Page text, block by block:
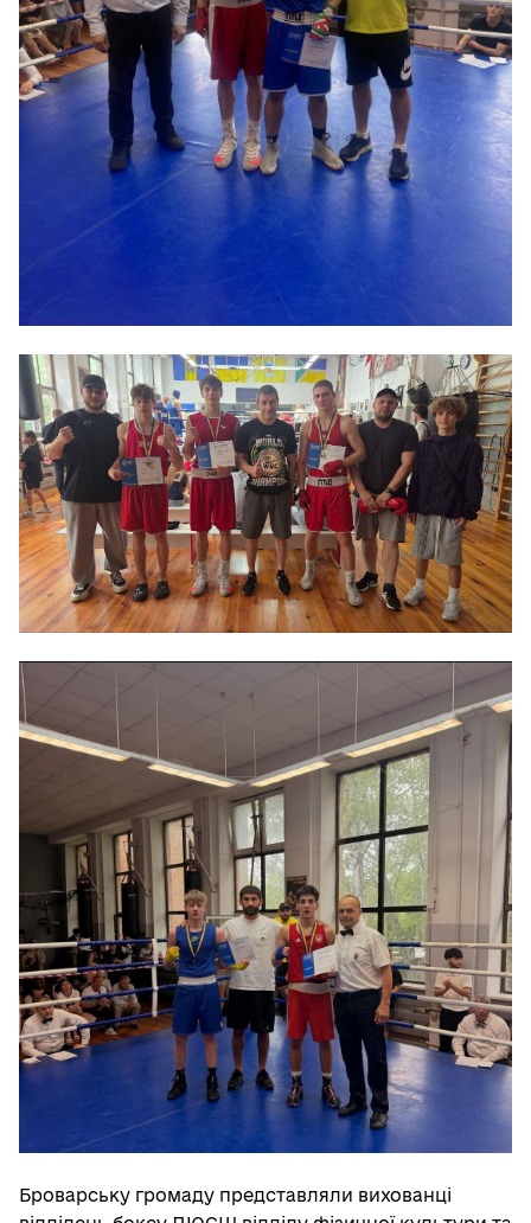
Броварську громаду представляли вихованці